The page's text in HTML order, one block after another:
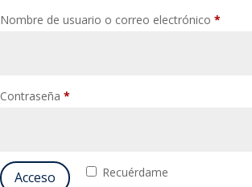
Nombre de usuario o correo electrónico*
Contraseña*
Recuérdame
Acceso